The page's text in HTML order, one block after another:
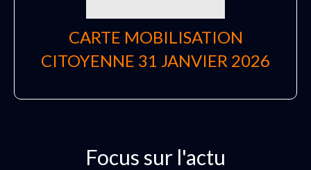
CARTE MOBILISATION
CITOYENNE 31 JANVIER 2026
Focus sur l'actu